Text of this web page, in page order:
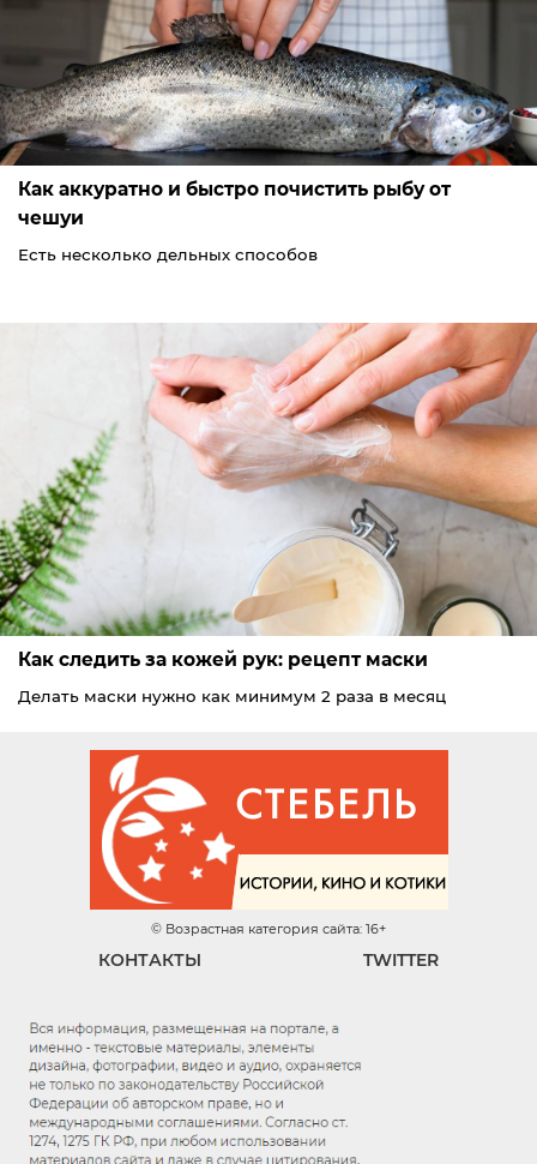
Как аккуратно и быстро почистить рыбу от
чешуи
Есть несколько дельных способов
Как следить за кожей рук: рецепт маски
Делать маски нужно как минимум 2 раза в месяц
© Возрастная категория сайта: 16+
КОНТАКТЫ TWITTER